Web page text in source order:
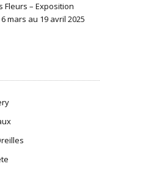
Fleurs – Exposition
mars au 19 avril 2025